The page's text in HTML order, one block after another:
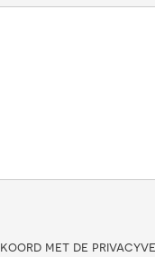
met de